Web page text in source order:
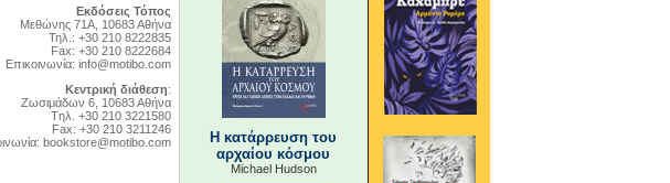
Εκδόσεις Τόπος
Μεθώνης 71Α, 10683 Αθήνα
Τηλ.: +30 210 8222835
Fax: +30 210 8222684
Επικοινωνία: info@motibo.com
Κεντρική διάθεση:
Zωσιμάδων 6, 10683 Αθήνα
Tηλ. +30 210 3221580
Fax: +30 210 3211246
bookstore@motibo.com
Η κατάρρευση του
αρχαίου κόσμου
Michael Hudson